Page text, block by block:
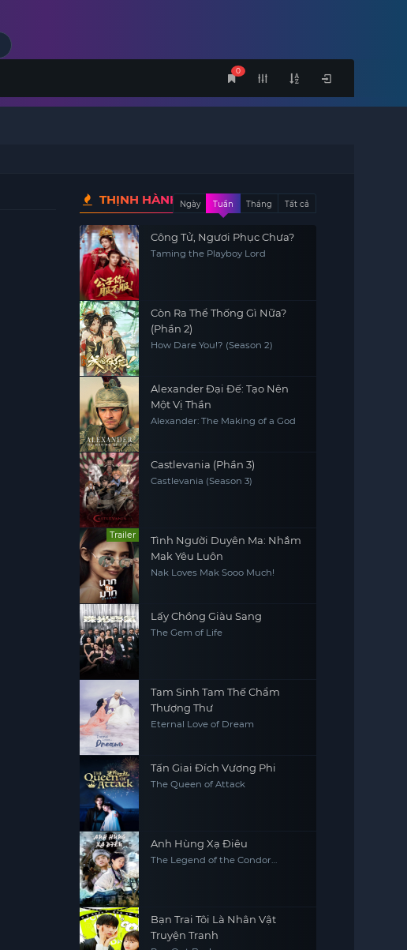
0
THỊNH HÀNHNgày Tuần Tháng Tất cả
Công Tử, Ngươi Phục Chưa?
Taming the Playboy Lord
Còn Ra Thể Thống Gì Nữa?
(Phần 2)
How Dare You!? (Season 2)
Alexander Đại Đế: Tạo Nên
Một Vị Thần
Alexander: The Making of a God
Castlevania (Phần 3)
Castlevania (Season 3)
Trailer
Tình Người Duyên Ma: Nhắm
Mak Yêu Luôn
Nak Loves Mak Sooo Much!
Lấy Chồng Giàu Sang
The Gem of Life
Tam Sinh Tam Thế Chẩm
Thượng Thư
Eternal Love of Dream
Tấn Giai Đích Vương Phi
The Queen of Attack
Anh Hùng Xạ Điêu
The Legend of the Condor
Bạn Trai Tôi Là Nhân Vật
Truyện Tranh